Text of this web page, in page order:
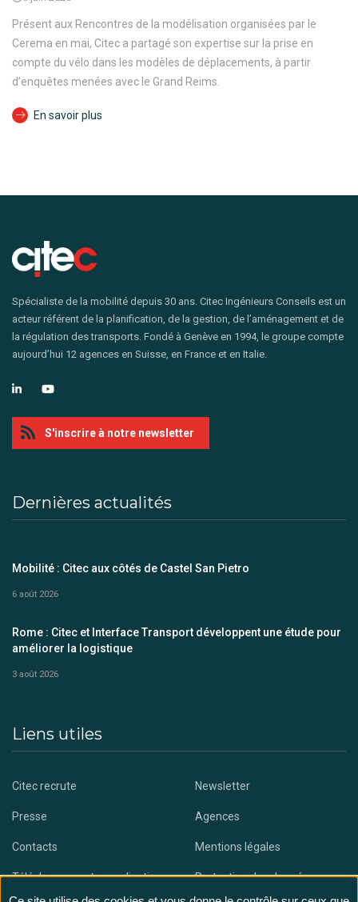
Présent aux Rencontres de la modélisation organisées par le
Cerema en mai, Citec a partagé son expertise sur la prise en
compte du vélo dans les modèles de déplacements, à partir
d’enquêtes menées avec le Grand Reims.
En savoir plus
Spécialiste de la mobilité depuis 30 ans. Citec Ingénieurs Conseils est un
acteur référent de la planification, de la gestion, de l’aménagement et de
la régulation des transports. Fondé à Genève en 1994, le groupe compte
aujourd’hui 12 agences en Suisse, en France et en Italie.
S'inscrire à notre newsletter
Dernières actualités
Mobilité : Citec aux côtés de Castel San Pietro
6 août 2026
Rome : Citec et Interface Transport développent une étude pour
améliorer la logistique
3 août 2026
Liens utiles
Citec recrute Newsletter
Presse Agences
Contacts Mentions légales
Téléchargez notre application Protection des données